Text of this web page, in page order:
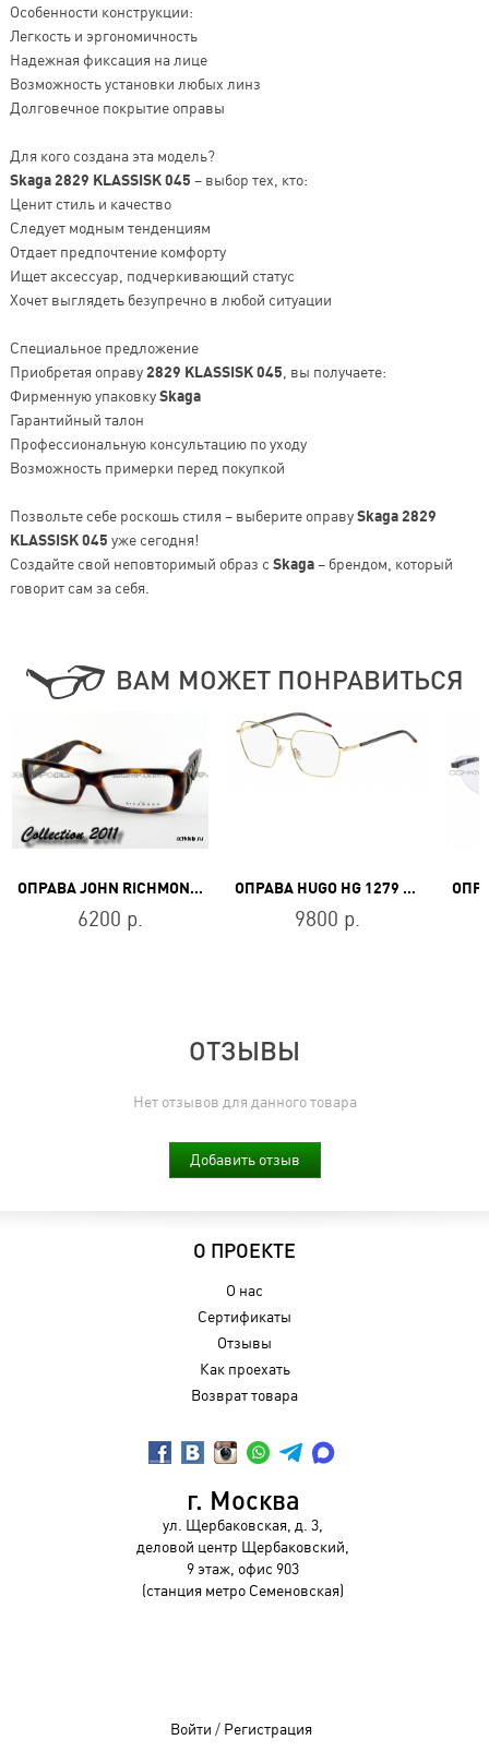
Особенности конструкции:
Легкость и эргономичность
Надежная фиксация на лице
Возможность установки любых линз
Долговечное покрытие оправы
Для кого создана эта модель?
Skaga 2829 KLASSISK 045 – выбор тех, кто:
Ценит стиль и качество
Следует модным тенденциям
Отдает предпочтение комфорту
Ищет аксессуар, подчеркивающий статус
Хочет выглядеть безупречно в любой ситуации
Специальное предложение
Приобретая оправу2829 KLASSISK 045 , вы получаете:
Фирменную упаковкуSkaga
Гарантийный талон
Профессиональную консультацию по уходу
Возможность примерки перед покупкой
Позвольте себе роскошь стиля – выберите оправуSkaga 2829
KLASSISK 045 уже сегодня!
Создайте свой неповторимый образ с Skaga– брендом, который
говорит сам за себя.
ВАМ МОЖЕТ ПОНРАВИТЬСЯ
ОПРАВА JOHN RICHMOND JR 176 04
6200 р.
ОПРАВА HUGO HG 1279 J5G
9800 р.
ОТЗЫВЫ
Нет отзывов для данного товара
Добавить отзыв
О ПРОЕКТЕ
О нас
Сертификаты
Отзывы
Как проехать
Возврат товара
г. Москва
ул. Щербаковская, д. 3,
деловой центр Щербаковский,
9 этаж, офис 903
(станция метро Семеновская)
Войти / Регистрация